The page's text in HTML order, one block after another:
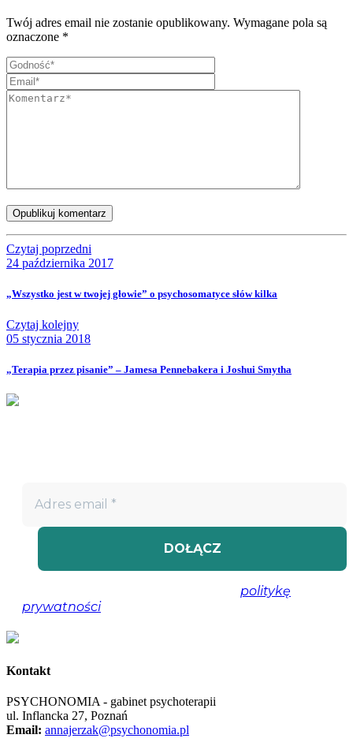
Twój adres email nie zostanie opublikowany. Wymagane pola są
oznaczone *
Opublikuj komentarz
Czytaj poprzedni
24 października 2017
„Wszystko jest w twojej głowie” o psychosomatyce słów kilka
Czytaj kolejny
05 stycznia 2018
„Terapia przez pisanie” – Jamesa Pennebakera i Joshui Smytha
politykę
prywatności, aby uzyskać więcej informacji.
Kontakt
PSYCHONOMIA - gabinet psychoterapii
ul. Inflancka 27, Poznań
Email: annajerzak@psychonomia.pl